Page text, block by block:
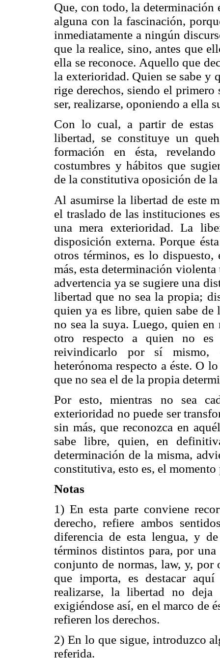
Que, con todo, la determinación
alguna con la fascinación,
inmediatamente a ningún
que la realice, sino, antes que
ella se reconoce. Aquello que
la exterioridad. Quien se sabe y
rige derechos, siendo el
ser, realizarse, oponiendo a ella
Con lo cual, a partir de estas
libertad, se constituye un
formación en ésta,
costumbres y hábitos que
de la constitutiva oposición de
Al asumirse la libertad de este
el traslado de las instituciones
una mera exterioridad. La
disposición externa. Porque
otros términos, es lo
más, esta determinación
advertencia ya se sugiere una
libertad que no sea la propia;
quien ya es libre, quien sabe
no sea la suya. Luego, quien
otro respecto a quien no es
reivindicarlo por sí mismo,
heterónoma respecto a éste. O
que no sea el de la propia
Por esto, mientras no sea
exterioridad no puede ser
sin más, que reconozca en
sabe libre, quien, en
determinación de la misma,
constitutiva, esto es, el
Notas
1) En esta parte conviene
derecho, refiere ambos
diferencia de esta lengua, y
términos distintos para, por
conjunto de normas, law, y,
que importa, es destacar
realizarse, la libertad no
exigiéndose así, en el marco de
refieren los derechos.
2) En lo que sigue, introduzco
referida.